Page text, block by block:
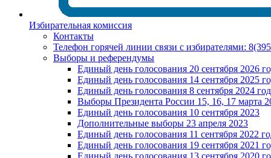
Избирательная комиссия
Контакты
Телефон горячей линии связи с избирателями:
Выборы и референдумы
Единый день голосования 20 сентября 2026
Единый день голосования 14 сентября 2025
Единый день голосования 8 сентября 2024
Выборы Президента России 15, 16, 17 марта
Единый день голосования 10 сентября 2023
Дополнительные выборы 23 апреля 2023
Единый день голосования 11 сентября 2022
Единый день голосования 19 сентября 2021
Единый день голосования 13 сентября 2020